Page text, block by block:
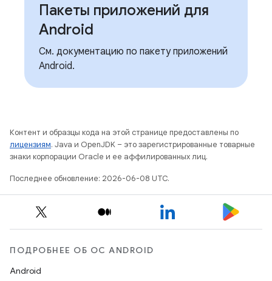
Пакеты приложений для
Android
См. документацию по пакету приложений
Android.
Контент и образцы кода на этой странице предоставлены по
лицензиям. Java и OpenJDK – это зарегистрированные товарные
знаки корпорации Oracle и ее аффилированных лиц.
Последнее обновление: 2026-06-08 UTC.
ПОДРОБНЕЕ ОБ ОС ANDROID
Android